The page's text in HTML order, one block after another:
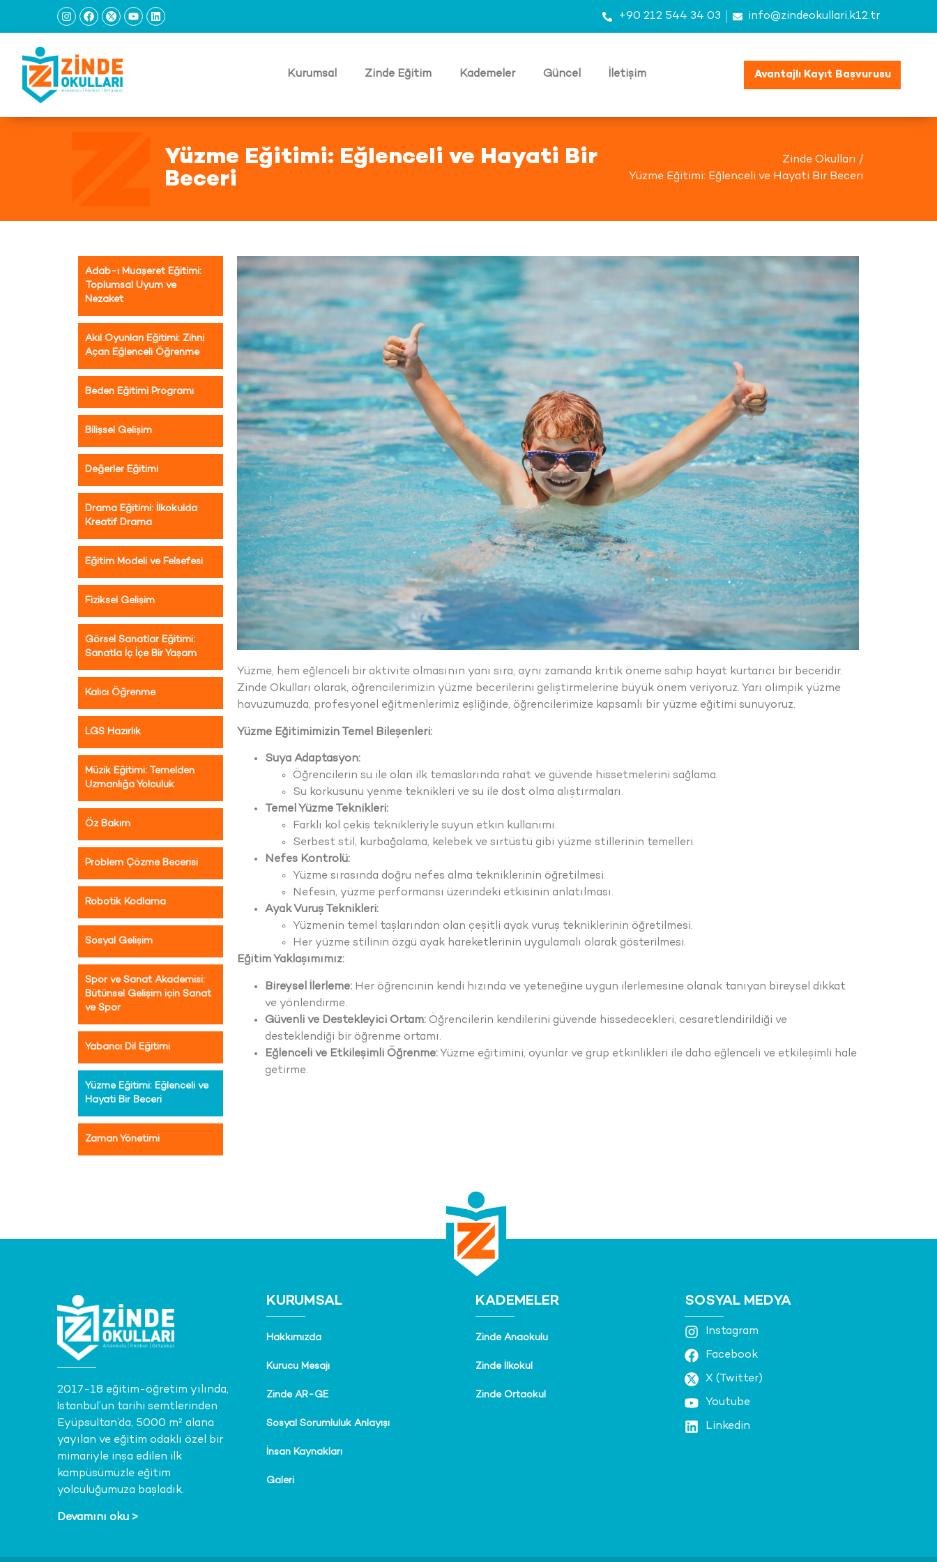
+90 212 544 34 03 info@zindeokullari.k12.tr
Kurumsal Zinde Eğitim Kademeler Güncel İletişim Avantajlı Kayıt Başvurusu
Yüzme Eğitimi: Eğlenceli ve Hayati Bir
Beceri
Zinde Okulları /
Yüzme Eğitimi: Eğlenceli ve Hayati Bir Beceri
Adab-ı Muaşeret Eğitimi:
Toplumsal Uyum ve
Nezaket
Akıl Oyunları Eğitimi: Zihni
Açan Eğlenceli Öğrenme
Beden Eğitimi Programı
Bilişsel Gelişim
Değerler Eğitimi
Drama Eğitimi: İlkokulda
Kreatif Drama
Eğitim Modeli ve Felsefesi
Fiziksel Gelişim
Görsel Sanatlar Eğitimi:
Sanatla İç İçe Bir Yaşam
Kalıcı Öğrenme
LGS Hazırlık
Müzik Eğitimi: Temelden
Uzmanlığa Yolculuk
Öz Bakım
Problem Çözme Becerisi
Robotik Kodlama
Sosyal Gelişim
Spor ve Sanat Akademisi:
Bütünsel Gelişim için Sanat
ve Spor
Yabancı Dil Eğitimi
Yüzme Eğitimi: Eğlenceli ve
Hayati Bir Beceri
Zaman Yönetimi
Yüzme, hem eğlenceli bir aktivite olmasının yanı sıra, aynı zamanda kritik öneme sahip hayat kurtarıcı bir beceridir.
Zinde Okulları olarak, öğrencilerimizin yüzme becerilerini geliştirmelerine büyük önem veriyoruz. Yarı olimpik yüzme
havuzumuzda, profesyonel eğitmenlerimiz eşliğinde, öğrencilerimize kapsamlı bir yüzme eğitimi sunuyoruz.
Yüzme Eğitimimizin Temel Bileşenleri:
Suya Adaptasyon:
Öğrencilerin su ile olan ilk temaslarında rahat ve güvende hissetmelerini sağlama.
Su korkusunu yenme teknikleri ve su ile dost olma alıştırmaları.
Temel Yüzme Teknikleri:
Farklı kol çekiş teknikleriyle suyun etkin kullanımı.
Serbest stil, kurbağalama, kelebek ve sırtüstü gibi yüzme stillerinin temelleri.
Nefes Kontrolü:
Yüzme sırasında doğru nefes alma tekniklerinin öğretilmesi.
Nefesin, yüzme performansı üzerindeki etkisinin anlatılması.
Ayak Vuruş Teknikleri:
Yüzmenin temel taşlarından olan çeşitli ayak vuruş tekniklerinin öğretilmesi.
Her yüzme stilinin özgü ayak hareketlerinin uygulamalı olarak gösterilmesi.
Eğitim Yaklaşımımız:
Bireysel İlerleme: Her öğrencinin kendi hızında ve yeteneğine uygun ilerlemesine olanak tanıyan bireysel dikkat
ve yönlendirme.
Güvenli ve Destekleyici Ortam: Öğrencilerin kendilerini güvende hissedecekleri, cesaretlendirildiği ve
desteklendiği bir öğrenme ortamı.
Eğlenceli ve Etkileşimli Öğrenme: Yüzme eğitimini, oyunlar ve grup etkinlikleri ile daha eğlenceli ve etkileşimli hale
getirme.
2017-18 eğitim-öğretim yılında,
İstanbul’un tarihi semtlerinden
Eyüpsultan’da, 5000 m² alana
yayılan ve eğitim odaklı özel bir
mimariyle inşa edilen ilk
kampüsümüzle eğitim
yolculuğumuza başladık.
Devamını oku >
KURUMSAL
Hakkımızda
Kurucu Mesajı
Zinde AR-GE
Sosyal Sorumluluk Anlayışı
İnsan Kaynakları
Galeri
KADEMELER
Zinde Anaokulu
Zinde İlkokul
Zinde Ortaokul
SOSYAL MEDYA
Instagram
Facebook
X (Twitter)
Youtube
Linkedin